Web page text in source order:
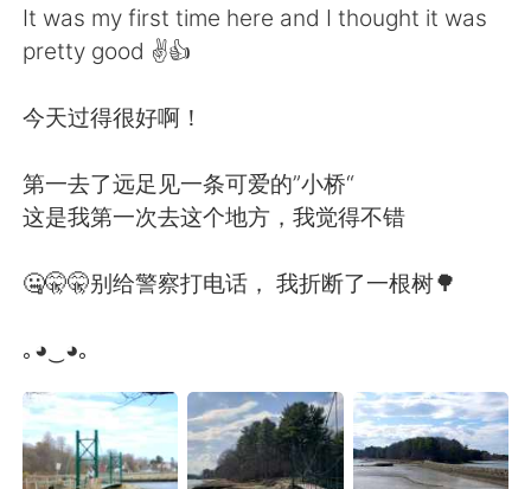
English 简体中文
Deutsch 日本語
한국어 Русский
Türkçe Tiếng Việt
Português
It was my first time here and I thought it was
pretty good ✌👍
今天过得很好啊！
第一去了远足见一条可爱的”小桥“
这是我第一次去这个地方，我觉得不错
🤐🤫🤫别给警察打电话， 我折断了一根树🌳
｡◕‿◕｡